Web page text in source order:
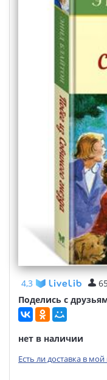
4,3
Поделись с
нет в наличии
Есть ли доставка в мой